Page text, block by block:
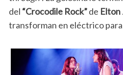
del “Crocodile Rock”de Elton
transforman en eléctrico